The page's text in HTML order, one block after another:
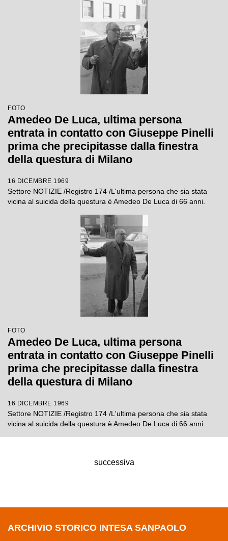
FOTO
Amedeo De Luca, ultima persona
entrata in contatto con Giuseppe Pinelli
prima che precipitasse dalla finestra
della questura di Milano
16 DICEMBRE 1969
Settore NOTIZIE /Registro 174 /L'ultima persona che sia stata
vicina al suicida della questura è Amedeo De Luca di 66 anni.
FOTO
Amedeo De Luca, ultima persona
entrata in contatto con Giuseppe Pinelli
prima che precipitasse dalla finestra
della questura di Milano
16 DICEMBRE 1969
Settore NOTIZIE /Registro 174 /L'ultima persona che sia stata
vicina al suicida della questura è Amedeo De Luca di 66 anni.
successiva
ARCHIVIO STORICO INTESA SANPAOLO